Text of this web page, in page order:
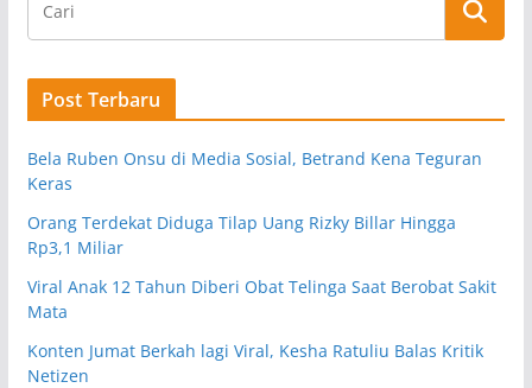
Post Terbaru
Bela Ruben Onsu di Media Sosial, Betrand Kena Teguran
Keras
Orang Terdekat Diduga Tilap Uang Rizky Billar Hingga
Rp3,1 Miliar
Viral Anak 12 Tahun Diberi Obat Telinga Saat Berobat Sakit
Mata
Konten Jumat Berkah lagi Viral, Kesha Ratuliu Balas Kritik
Netizen